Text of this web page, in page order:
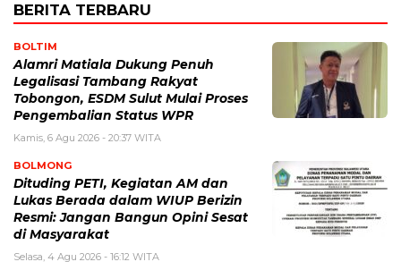
BERITA TERBARU
BOLTIM
Alamri Matiala Dukung Penuh
Legalisasi Tambang Rakyat
Tobongon, ESDM Sulut Mulai Proses
Pengembalian Status WPR
Kamis, 6 Agu 2026 - 20:37 WITA
BOLMONG
Dituding PETI, Kegiatan AM dan
Lukas Berada dalam WIUP Berizin
Resmi: Jangan Bangun Opini Sesat
di Masyarakat
Selasa, 4 Agu 2026 - 16:12 WITA